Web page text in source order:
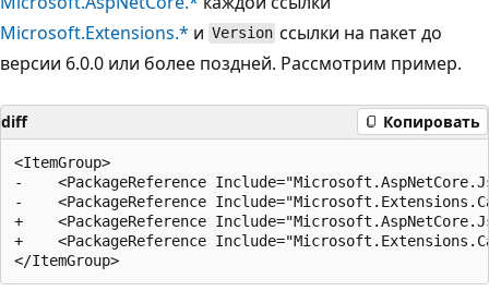
Microsoft.Extensions.* и Version ссылки на пакет до
версии 6.0.0 или более поздней. Рассмотрим пример.
diff Копировать
<ItemGroup>
-    <PackageReference
-    <PackageReference
+    <PackageReference
+    <PackageReference